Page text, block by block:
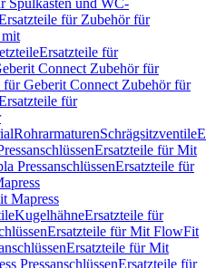
Spülkästen und WC-
für Zubehör für
mit
Ersatzteile für
Connect Zubehör für
für Geberit Connect Zubehör für
für
RohrarmaturenSchrägsitzventile
Ersatzteile für Mit
PressanschlüssenErsatzteile für
Mapress
KugelhähneErsatzteile für
Ersatzteile für Mit FlowFit
Ersatzteile für Mit
PressanschlüssenErsatzteile für